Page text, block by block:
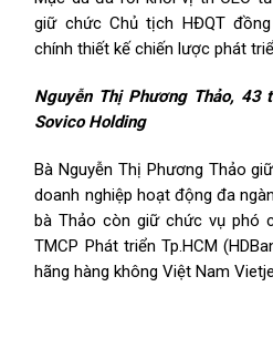
giữ chức Chủ tịch HĐQT
chính thiết kế chiến lược phát
Nguyễn Thị Phương Thảo, 43
Sovico Holding
Bà Nguyễn Thị Phương Thảo
doanh nghiệp hoạt động đa
bà Thảo còn giữ chức vụ phó
TMCP Phát triển Tp.HCM
hãng hàng không Việt Nam